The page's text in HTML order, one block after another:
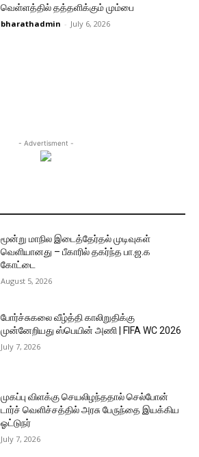
வெள்ளத்தில் தத்தளிக்கும் மும்பை
bharathadmin - July 6, 2026
- Advertisment -
மூன்று மாநில இடைத்தேர்தல் முடிவுகள்
வெளியானது – பீகாரில் தகர்ந்த பா.ஜ.க
கோட்டை
August 5, 2026
போர்ச்சுகலை வீழ்த்தி காலிறுதிக்கு
முன்னேறியது ஸ்பெயின் அணி | FIFA WC 2026
July 7, 2026
முகப்பு விளக்கு செயலிழந்ததால் செல்போன்
டார்ச் வெளிச்சத்தில் அரசு பேருந்தை இயக்கிய
ஓட்டுநர்
July 7, 2026